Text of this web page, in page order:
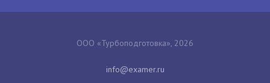
ООО «Турбоподготовка», 2026